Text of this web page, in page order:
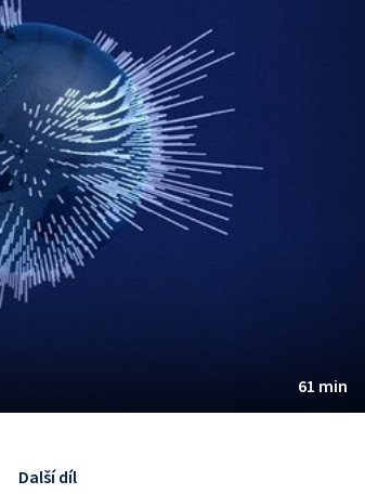
61 min
Další díl